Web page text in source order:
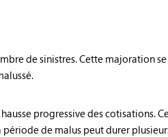
de sinistres. Cette majoration
progressive des cotisations.
de malus peut durer